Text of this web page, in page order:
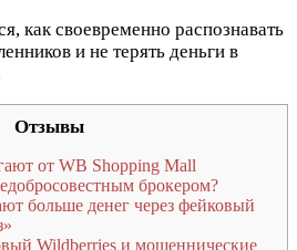
как своевременно распознавать
и не терять деньги в
Отзывы
от WB Shopping Mall
брокером?
больше денег через фейковый
Wildberries и мошеннические